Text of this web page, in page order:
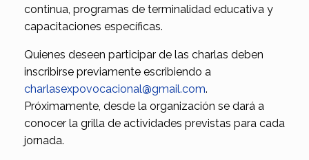
continua, programas de terminalidad educativa y
capacitaciones específicas.
Quienes deseen participar de las charlas deben
inscribirse previamente escribiendo a
charlasexpovocacional@gmail.com.
Próximamente, desde la organización se dará a
conocer la grilla de actividades previstas para cada
jornada.